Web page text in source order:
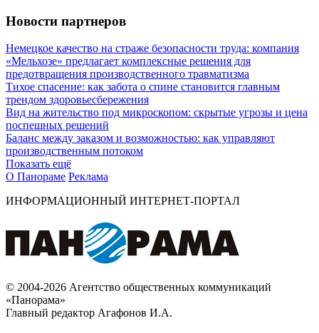
Новости партнеров
Немецкое качество на страже безопасности труда: компания
«Мельхозе» предлагает комплексные решения для
предотвращения производственного травматизма
Тихое спасение: как забота о спине становится главным
трендом здоровьесбережения
Вид на жительство под микроскопом: скрытые угрозы и цена
поспешных решений
Баланс между заказом и возможностью: как управляют
производственным потоком
Показать ещё
О Панораме Реклама
ИНФОРМАЦИОННЫЙ ИНТЕРНЕТ-ПОРТАЛ
© 2004-2026 Агентство общественных коммуникаций
«Панорама»
Главный редактор Агафонов И.А.